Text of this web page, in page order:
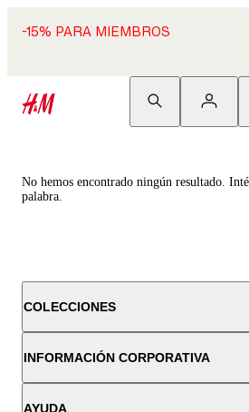
-15% PARA MIEMBROS
No hemos encontrado ningún resultado.
palabra.
COLECCIONES
INFORMACIÓN CORPORATIVA
AYUDA